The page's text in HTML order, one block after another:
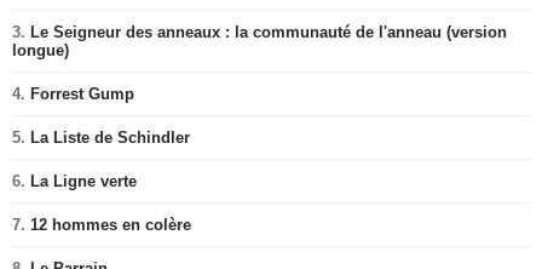
3. Le Seigneur des anneaux : la communauté de l'anneau (version
longue)
4. Forrest Gump
5. La Liste de Schindler
6. La Ligne verte
7. 12 hommes en colère